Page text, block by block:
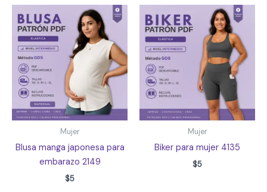
Mujer
Blusa manga japonesa para
embarazo 2149
$5
Mujer
Biker para mujer 4135
$5